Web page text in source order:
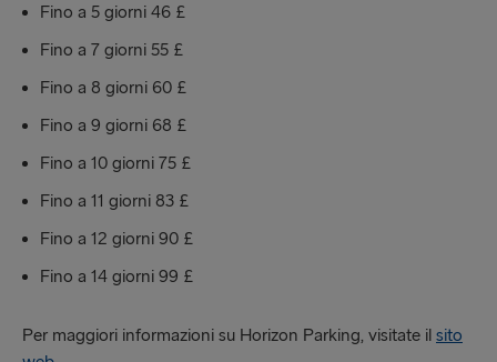
Fino a 5 giorni 46 £
Fino a 7 giorni 55 £
Fino a 8 giorni 60 £
Fino a 9 giorni 68 £
Fino a 10 giorni 75 £
Fino a 11 giorni 83 £
Fino a 12 giorni 90 £
Fino a 14 giorni 99 £
Per maggiori informazioni su Horizon Parking, visitate il sito